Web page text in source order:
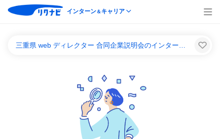
インターン＆キャリア